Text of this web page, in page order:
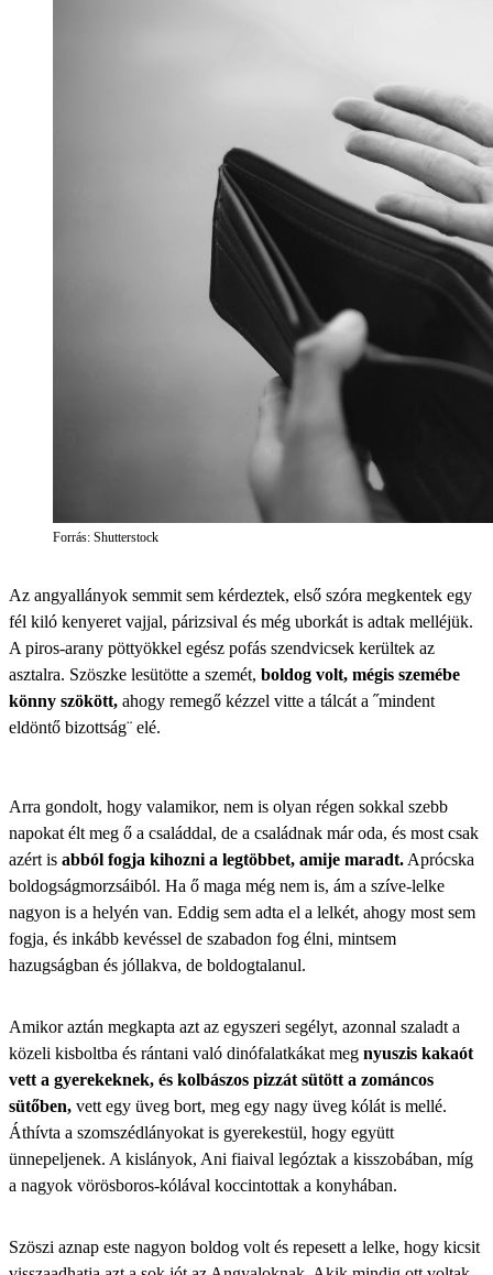
Forrás: Shutterstock
Az angyallányok semmit sem kérdeztek, első szóra megkentek egy
fél kiló kenyeret vajjal, párizsival és még uborkát is adtak melléjük.
A piros-arany pöttyökkel egész pofás szendvicsek kerültek az
asztalra. Szöszke lesütötte a szemét, boldog volt, mégis szemébe
könny szökött, ahogy remegő kézzel vitte a tálcát a ˝mindent
eldöntő bizottság¨ elé.
Arra gondolt, hogy valamikor, nem is olyan régen sokkal szebb
napokat élt meg ő a családdal, de a családnak már oda, és most csak
azért is abból fogja kihozni a legtöbbet, amije maradt. Aprócska
boldogságmorzsáiból. Ha ő maga még nem is, ám a szíve-lelke
nagyon is a helyén van. Eddig sem adta el a lelkét, ahogy most sem
fogja, és inkább kevéssel de szabadon fog élni, mintsem
hazugságban és jóllakva, de boldogtalanul.
Amikor aztán megkapta azt az egyszeri segélyt, azonnal szaladt a
közeli kisboltba és rántani való dinófalatkákat meg nyuszis kakaót
vett a gyerekeknek, és kolbászos pizzát sütött a zománcos
sütőben, vett egy üveg bort, meg egy nagy üveg kólát is mellé.
Áthívta a szomszédlányokat is gyerekestül, hogy együtt
ünnepeljenek. A kislányok, Ani fiaival legóztak a kisszobában, míg
a nagyok vörösboros-kólával koccintottak a konyhában.
Szöszi aznap este nagyon boldog volt és repesett a lelke, hogy kicsit